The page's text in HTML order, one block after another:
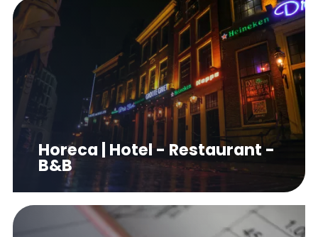
Horeca | Hotel - Restaurant -
B&B